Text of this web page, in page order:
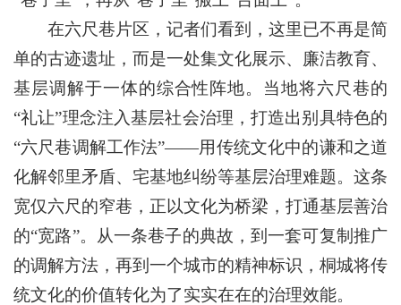
在六尺巷片区，记者们看到，这里已不再是简
单的古迹遗址，而是一处集文化展示、廉洁教育、
基层调解于一体的综合性阵地。当地将六尺巷的
“礼让”理念注入基层社会治理，打造出别具特色的
“六尺巷调解工作法”——用传统文化中的谦和之道
化解邻里矛盾、宅基地纠纷等基层治理难题。这条
宽仅六尺的窄巷，正以文化为桥梁，打通基层善治
的“宽路”。从一条巷子的典故，到一套可复制推广
的调解方法，再到一个城市的精神标识，桐城将传
统文化的价值转化为了实实在在的治理效能。